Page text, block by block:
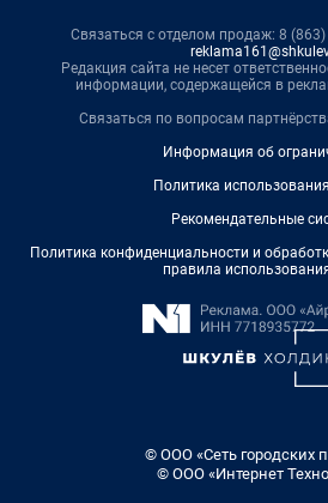
Связаться с отделом продаж: 8
Редакция сайта не несет
информации, содержащейся в
Связаться по вопросам
Информация об
Политика
Рекомендательные
Политика конфиденциальности и
правила
© ООО «Сеть городских
© ООО «Интернет